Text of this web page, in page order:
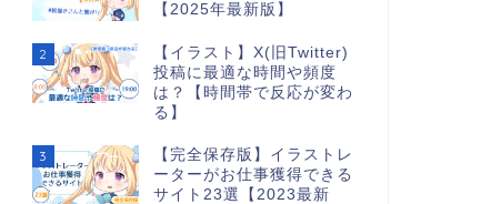
【2025年最新版】
2
【イラスト】X(旧Twitter)
投稿に最適な時間や頻度
は？【時間帯で反応が変わ
る】
3
【完全保存版】イラストレ
ーターがお仕事獲得できる
サイト23選【2023最新